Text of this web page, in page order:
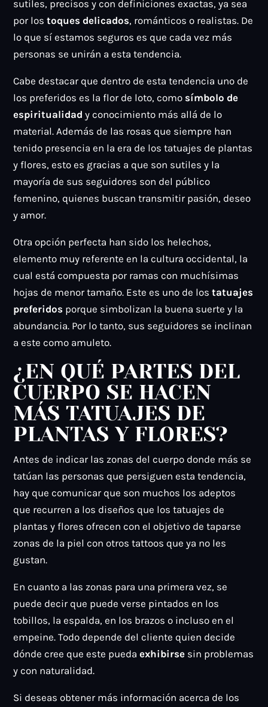
sutiles, precisos y con definiciones exactas, ya sea
por los toques delicados, románticos o realistas. De
lo que sí estamos seguros es que cada vez más
personas se unirán a esta tendencia.
Cabe destacar que dentro de esta tendencia uno de
los preferidos es la flor de loto, como símbolo de
espiritualidady conocimiento más allá de lo
material. Además de las rosas que siempre han
tenido presencia en la era de los tatuajes de plantas
y flores, esto es gracias a que son sutiles y la
mayoría de sus seguidores son del público
femenino, quienes buscan transmitir pasión, deseo
y amor.
Otra opción perfecta han sido los helechos,
elemento muy referente en la cultura occidental, la
cual está compuesta por ramas con muchísimas
hojas de menor tamaño. Este es uno de los tatuajes
preferidos porque simbolizan la buena suerte y la
abundancia. Por lo tanto, sus seguidores se inclinan
a este como amuleto.
¿EN QUÉ PARTES DEL
CUERPO SE HACEN
MÁS TATUAJES DE
PLANTAS Y FLORES?
Antes de indicar las zonas del cuerpo donde más se
tatúan las personas que persiguen esta tendencia,
hay que comunicar que son muchos los adeptos
que recurren a los diseños que los tatuajes de
plantas y flores ofrecen con el objetivo de taparse
zonas de la piel con otros tattoos que ya no les
gustan.
En cuanto a las zonas para una primera vez, se
puede decir que puede verse pintados en los
tobillos, la espalda, en los brazos o incluso en el
empeine. Todo depende del cliente quien decide
dónde cree que este puedaexhibirse sin problemas
y con naturalidad.
Si deseas obtener más información acerca de los